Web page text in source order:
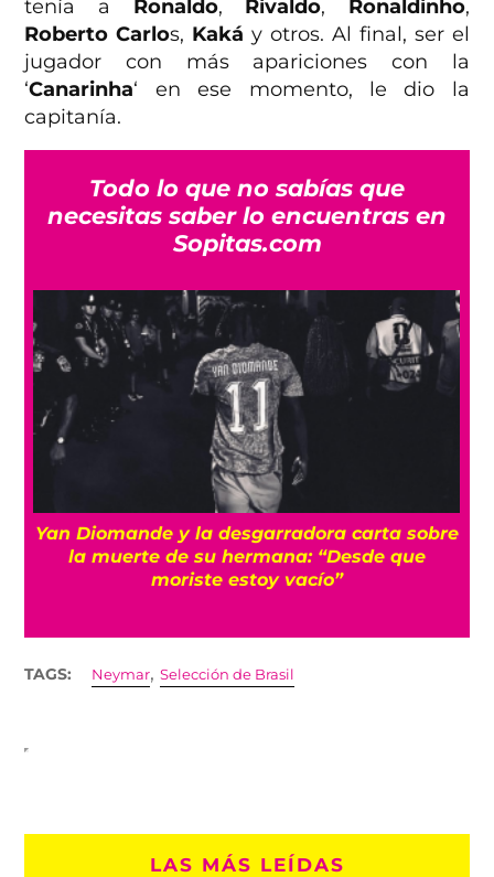
tenía a Ronaldo, Rivaldo, Ronaldinho,
Roberto Carlos, Kaká y otros. Al final, ser el
jugador con más apariciones con la
‘Canarinha‘ en ese momento, le dio la
capitanía.
Todo lo que no sabías que
necesitas saber lo encuentras en
Sopitas.com
Yan Diomande y la desgarradora carta sobre
la muerte de su hermana: “Desde que
moriste estoy vacío”
TAGS: Neymar,Selección de Brasil
LAS MÁS LEÍDAS